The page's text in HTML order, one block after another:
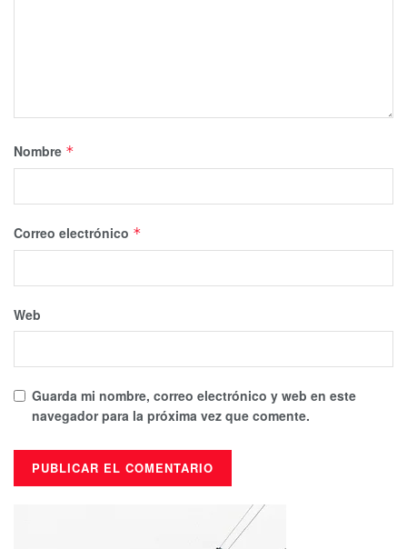
Nombre *
Correo electrónico *
Web
Guarda mi nombre, correo electrónico y web en este
navegador para la próxima vez que comente.